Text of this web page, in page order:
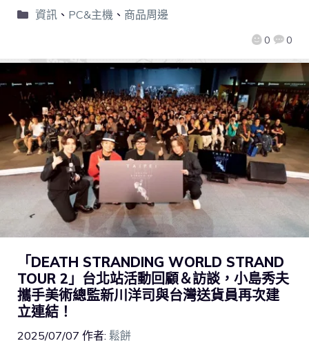
0 0
資訊、 PC&主機、 商品周邊
「DEATH STRANDING WORLD STRAND
TOUR 2」台北站活動回顧＆訪談，小島秀夫
攜手美術總監新川洋司與台灣送貨員再次建
立連結！
2025/07/07 作者: 鬆餅